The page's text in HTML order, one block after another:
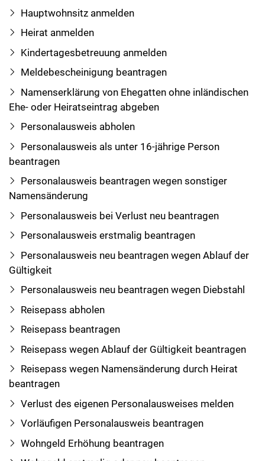
Hauptwohnsitz anmelden
Heirat anmelden
Kindertagesbetreuung anmelden
Meldebescheinigung beantragen
Namenserklärung von Ehegatten ohne inländischen
Ehe- oder Heiratseintrag abgeben
Personalausweis abholen
Personalausweis als unter 16-jährige Person
beantragen
Personalausweis beantragen wegen sonstiger
Namensänderung
Personalausweis bei Verlust neu beantragen
Personalausweis erstmalig beantragen
Personalausweis neu beantragen wegen Ablauf der
Gültigkeit
Personalausweis neu beantragen wegen Diebstahl
Reisepass abholen
Reisepass beantragen
Reisepass wegen Ablauf der Gültigkeit beantragen
Reisepass wegen Namensänderung durch Heirat
beantragen
Verlust des eigenen Personalausweises melden
Vorläufigen Personalausweis beantragen
Wohngeld Erhöhung beantragen